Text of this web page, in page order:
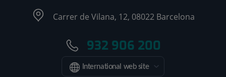
Carrer de Vilana, 12, 08022 Barcelona
932 906 200
International web site